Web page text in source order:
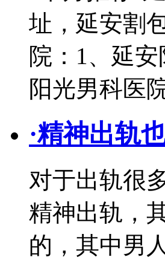
址，延安割
院：1、延
阳光男科医
·精神出轨
对于出轨很
精神出轨，
的，其中男